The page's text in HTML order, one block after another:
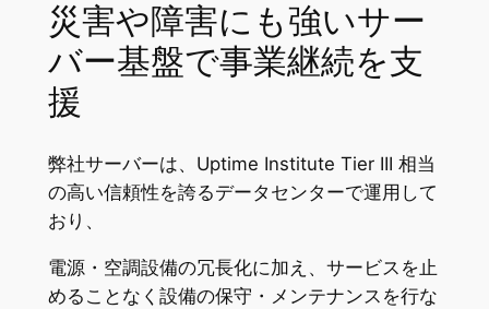
災害や障害にも強いサー
バー基盤で事業継続を支
援
弊社サーバーは、Uptime Institute Tier III 相当
の高い信頼性を誇るデータセンターで運用して
おり、
電源・空調設備の冗長化に加え、サービスを止
めることなく設備の保守・メンテナンスを行な